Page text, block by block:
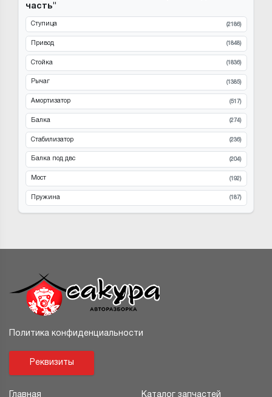
часть"
Ступица (2186)
Привод (1848)
Стойка (1836)
Рычаг (1385)
Амортизатор (517)
Балка (274)
Стабилизатор (236)
Балка под двс (204)
Мост (192)
Пружина (187)
Политика конфиденциальности
Реквизиты
Главная Каталог запчастей